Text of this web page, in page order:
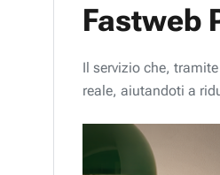
Fastweb
Il servizio che,
reale, aiutandoti a